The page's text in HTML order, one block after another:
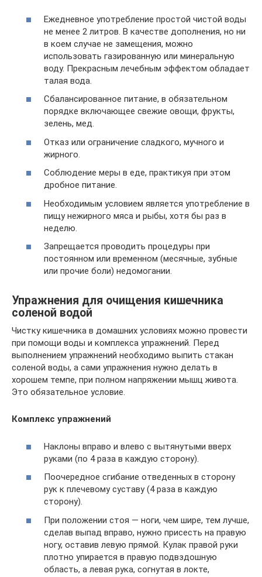
Ежедневное употребление простой чистой воды
не менее 2 литров. В качестве дополнения, но ни
в коем случае не замещения, можно
использовать газированную или минеральную
воду. Прекрасным лечебным эффектом обладает
талая вода.
Сбалансированное питание, в обязательном
порядке включающее свежие овощи, фрукты,
зелень, мед.
Отказ или ограничение сладкого, мучного и
жирного.
Соблюдение меры в еде, практикуя при этом
дробное питание.
Необходимым условием является употребление в
пищу нежирного мяса и рыбы, хотя бы раз в
неделю.
Запрещается проводить процедуры при
постоянном или временном (месячные, зубные
или прочие боли) недомогании.
Упражнения для очищения кишечника
соленой водой
Чистку кишечника в домашних условиях можно провести
при помощи воды и комплекса упражнений. Перед
выполнением упражнений необходимо выпить стакан
соленой воды, а сами упражнения нужно делать в
хорошем темпе, при полном напряжении мышц живота.
Это обязательное условие.
Комплекс упражнений
Наклоны вправо и влево с вытянутыми вверх
руками (по 4 раза в каждую сторону).
Поочередное сгибание отведенных в сторону
рук к плечевому суставу (4 раза в каждую
сторону).
При положении стоя — ноги, чем шире, тем лучше,
сделав выпад вправо, нужно присесть на правую
ногу, оставив левую прямой. Кулак правой руки
плотно упирается в правую подвздошную
область, а левая рука, согнутая в локте,